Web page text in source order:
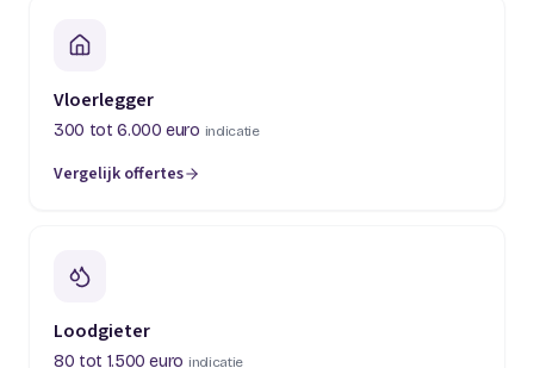
Vloerlegger
300 tot 6.000 euro indicatie
Vergelijk offertes
(opent in een nieuw tabblad)
Loodgieter
80 tot 1.500 euro indicatie